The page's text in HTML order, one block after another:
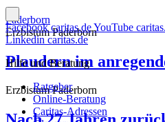
Paderborn
Erzbistum Paderborn
Plaudern im
Erzbistum Paderborn
Facebook caritas.deYouTube
Linkedin caritas.de
Hilfe und Beratung
Ratgeber
Online-Beratung
Caritas-Adressen